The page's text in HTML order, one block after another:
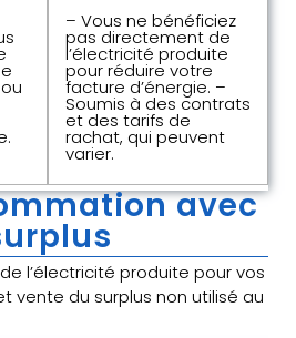
– Vous ne bénéficiez
pas directement de
l’électricité produite
pour réduire votre
facture d’énergie. –
Soumis à des contrats
et des tarifs de
rachat, qui peuvent
varier.
avec
l’électricité produite pour vos
vente du surplus non utilisé au